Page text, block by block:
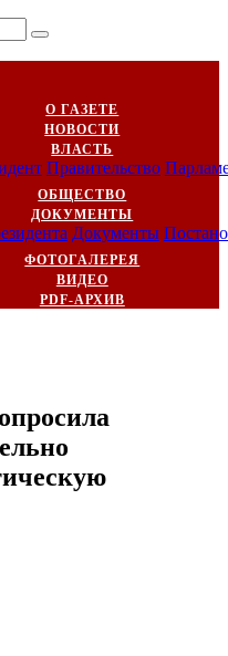
О ГАЗЕТЕ
НОВОСТИ
ВЛАСТЬ
Правительство
ОБЩЕСТВО
ДОКУМЕНТЫ
Документы
ФОТОГАЛЕРЕЯ
ВИДЕО
PDF-АРХИВ